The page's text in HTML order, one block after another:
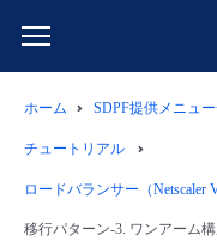
サービス一覧
データ利活用
よくある質問
ホーム SDPF提供メニュ
チュートリアル
移行パターン-3. ワンアーム